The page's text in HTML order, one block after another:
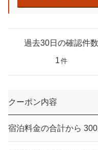
過去30日の確認件数
1 件
クーポン内容
宿泊料金の合計から 300